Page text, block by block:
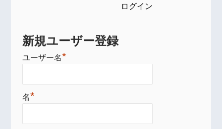
新規ユーザー登録
ユーザー名*
名*